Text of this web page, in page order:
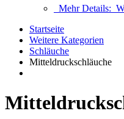
Mehr Details:
Startseite
Weitere Kategorien
Schläuche
Mitteldruckschläuche